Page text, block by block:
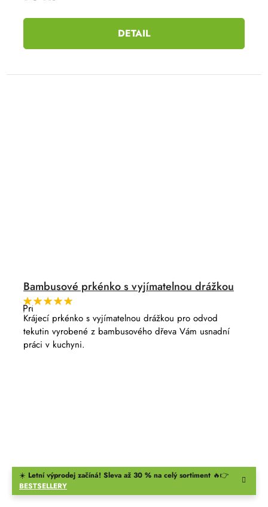
☀️ Letní výprodej začíná! Sleva až 30 % na celý sortiment 🔥👉
BESTSELLERY
DETAIL
Bambusové prkénko s vyjímatelnou drážkou
Průměrné
hodnocení
produktu
je
5,0
z
Krájecí prkénko s vyjímatelnou drážkou pro odvod
tekutin vyrobené z bambusového dřeva Vám usnadní
práci v kuchyni.